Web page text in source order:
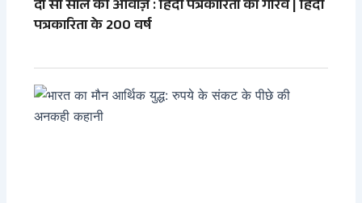
दो सौ साल की आवाज़ : हिंदी पत्रकारिता का गौरव | हिंदी
पत्रकारिता के 200 वर्ष